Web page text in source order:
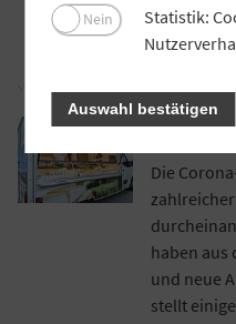
überzeugt.
Artikel
PRAXIS
Die
haben aus
und neue
stellt
Nein
Statistik:
Auswahl bestätigen